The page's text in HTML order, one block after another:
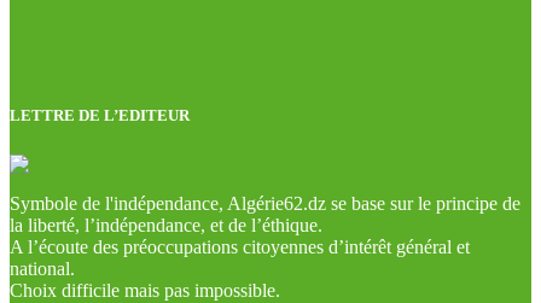
LETTRE DE L’EDITEUR
Symbole de l'indépendance, Algérie62.dz se base sur le principe de
la liberté, l’indépendance, et de l’éthique.
A l’écoute des préoccupations citoyennes d’intérêt général et
national.
Choix difficile mais pas impossible.